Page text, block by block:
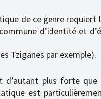
de ce genre requiert
d’identité et
Tziganes par exemple).
d’autant plus forte
est